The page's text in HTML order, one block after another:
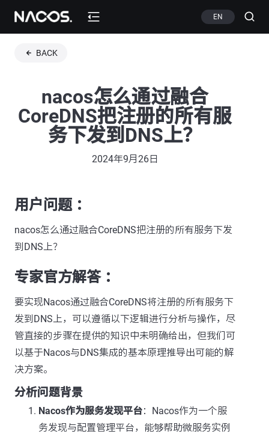
EN
BACK
nacos怎么通过融合
CoreDNS把注册的所有服
务下发到DNS上？
2024年9月26日
用户问题 ：
nacos怎么通过融合CoreDNS把注册的所有服务下发
到DNS上？
专家官方解答 ：
要实现Nacos通过融合CoreDNS将注册的所有服务下
发到DNS上，可以遵循以下逻辑进行分析与操作，尽
管直接的步骤在提供的知识中未明确给出，但我们可
以基于Nacos与DNS集成的基本原理推导出可能的解
决方案。
分析问题背景
Nacos作为服务发现平台：Nacos作为一个服
务发现与配置管理平台，能够帮助微服务实例